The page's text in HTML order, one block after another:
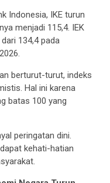
Indonesia, IKE turun
menjadi 115,4. IEK
134,4 pada
berturut-turut, indeks
Hal ini karena
batas 100 yang
peringatan dini.
kehati-hatian